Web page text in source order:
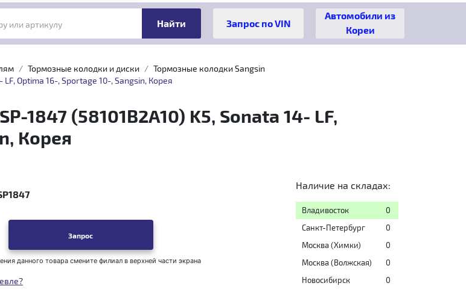
или артикулу
Автомобили из
Кореи
Тормозные колодки и диски
Тормозные колодки Sangsin
Optima 16-, Sportage 10-, Sangsin, Корея
1847 (58101B2A10) K5, Sonata 14- LF,
Корея
Запрос
данного товара смените филиал в верхней части экрана
Наличие на складах:
Владивосток
0
Санкт-Петербург
0
Москва (Химки)
0
Москва (Волжская)
0
Новосибирск
0